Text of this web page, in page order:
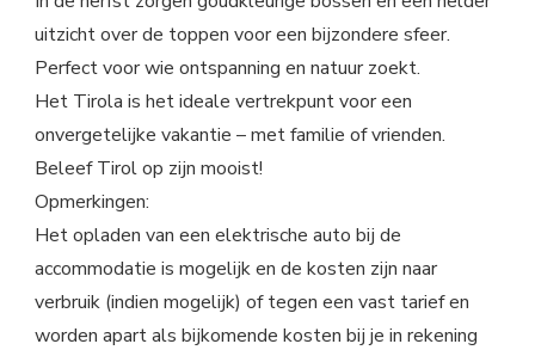
uitzicht over de toppen voor een bijzondere sfeer.
Perfect voor wie ontspanning en natuur zoekt.
Het Tirola is het ideale vertrekpunt voor een
onvergetelijke vakantie – met familie of vrienden.
Beleef Tirol op zijn mooist!
Opmerkingen:
Het opladen van een elektrische auto bij de
accommodatie is mogelijk en de kosten zijn naar
verbruik (indien mogelijk) of tegen een vast tarief en
worden apart als bijkomende kosten bij je in rekening